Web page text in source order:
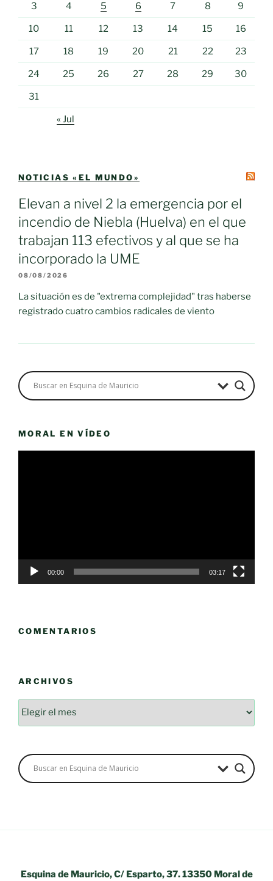
3 4 5 6 7 8 9
10 11 12 13 14 15 16
17 18 19 20 21 22 23
24 25 26 27 28 29 30
31
« Jul
NOTICIAS «EL MUNDO»
Elevan a nivel 2 la emergencia por el
incendio de Niebla (Huelva) en el que
trabajan 113 efectivos y al que se ha
incorporado la UME
08/08/2026
La situación es de "extrema complejidad" tras haberse
registrado cuatro cambios radicales de viento
MORAL EN VÍDEO
00:00 03:17
COMENTARIOS
ARCHIVOS
Esquina de Mauricio, C/ Esparto, 37. 13350 Moral de